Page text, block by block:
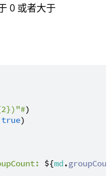
0 或者大于
)
true)
${md.groupCount